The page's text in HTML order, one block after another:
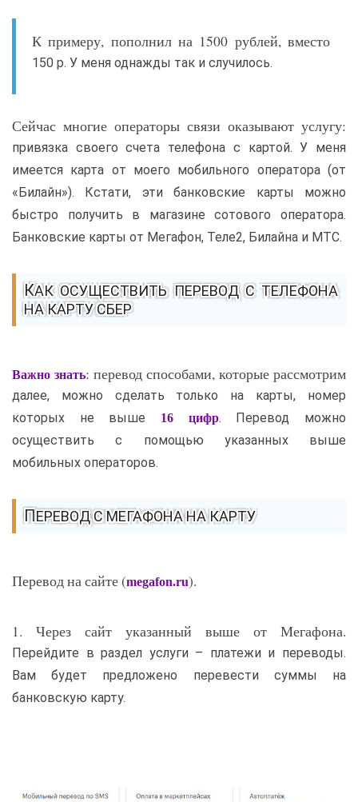
К примеру, пополнил на 1500 рублей, вместо
150 р. У меня однажды так и случилось.
Сейчас многие операторы связи оказывают услугу:
привязка своего счета телефона с картой. У меня
имеется карта от моего мобильного оператора (от
«Билайн»). Кстати, эти банковские карты можно
быстро получить в магазине сотового оператора.
Банковские карты от Мегафон, Теле2, Билайна и МТС.
КАК ОСУЩЕСТВИТЬ ПЕРЕВОД С ТЕЛЕФОНА
НА КАРТУ СБЕР
Важно знать: перевод способами, которые рассмотрим
далее, можно сделать только на карты, номер
которых не выше
16 цифр. Перевод можно
осуществить с помощью указанных выше
мобильных операторов.
ПЕРЕВОД С МЕГАФОНА НА КАРТУ
Перевод на сайте (megafon.ru).
1. Через сайт указанный выше от Мегафона.
Перейдите в раздел услуги – платежи и переводы.
Вам будет предложено перевести суммы на
банковскую карту.